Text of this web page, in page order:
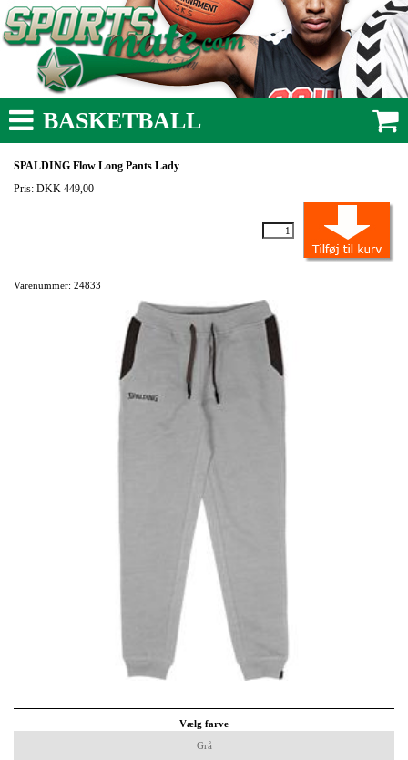
BASKETBALL
SPALDING Flow Long Pants Lady
Pris: DKK 449,00
Varenummer: 24833
Vælg farve
Grå